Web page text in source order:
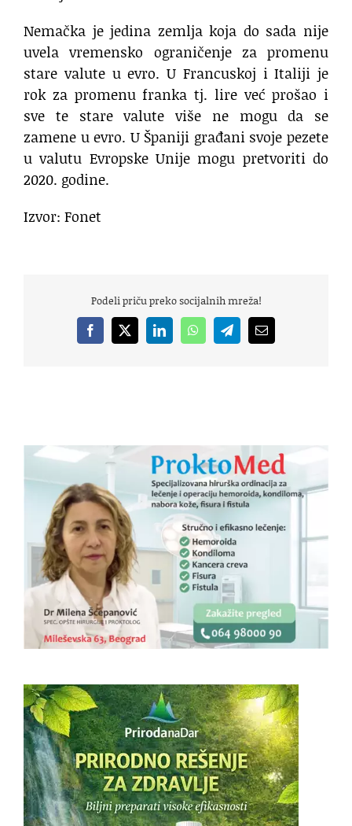
Nemačka je jedina zemlja koja do sada nije
uvela vremensko ograničenje za promenu
stare valute u evro. U Francuskoj i Italiji je
rok za promenu franka tj. lire već prošao i
sve te stare valute više ne mogu da se
zamene u evro. U Španiji građani svoje pezete
u valutu Evropske Unije mogu pretvoriti do
2020. godine.
Izvor: Fonet
Podeli priču preko socijalnih mreža!
Facebook
X LinkedInWhatsAppTelegramEmail